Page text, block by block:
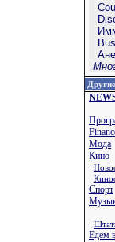
Мода
Кино
Спорт
Едем